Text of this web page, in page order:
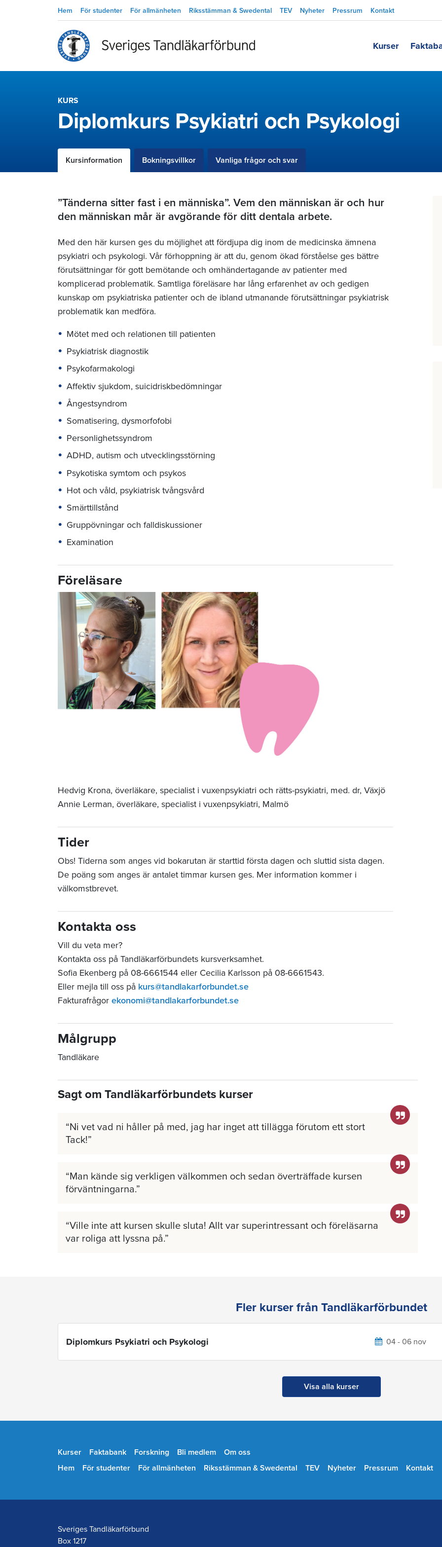
Hem För studenter För allmänheten Riksstämman & Swedental TEV Nyheter Pressrum Kontakt
Kurser
KURS
Diplomkurs Psykiatri och Psykologi
Kursinformation Bokningsvillkor Vanliga frågor och svar
”Tänderna sitter fast i en människa”. Vem den människan är och hur
den människan mår är avgörande för ditt dentala arbete.
Med den här kursen ges du möjlighet att fördjupa dig inom de medicinska ämnena
psykiatri och psykologi. Vår förhoppning är att du, genom ökad förståelse ges bättre
förutsättningar för gott bemötande och omhändertagande av patienter med
komplicerad problematik. Samtliga föreläsare har lång erfarenhet av och gedigen
kunskap om psykiatriska patienter och de ibland utmanande förutsättningar psykiatrisk
problematik kan medföra.
Mötet med och relationen till patienten
Psykiatrisk diagnostik
Psykofarmakologi
Affektiv sjukdom, suicidriskbedömningar
Ångestsyndrom
Somatisering, dysmorfofobi
Personlighetssyndrom
ADHD, autism och utvecklingsstörning
Psykotiska symtom och psykos
Hot och våld, psykiatrisk tvångsvård
Smärttillstånd
Gruppövningar och falldiskussioner
Examination
Föreläsare
Hedvig Krona, överläkare, specialist i vuxenpsykiatri och rätts-psykiatri, med. dr, Växjö
Annie Lerman, överläkare, specialist i vuxenpsykiatri, Malmö
Tider
Obs! Tiderna som anges vid bokarutan är starttid första dagen och sluttid sista dagen.
De poäng som anges är antalet timmar kursen ges. Mer information kommer i
välkomstbrevet.
Kontakta oss
Vill du veta mer?
Kontakta oss på Tandläkarförbundets kursverksamhet.
Sofia Ekenberg på 08-6661544 eller Cecilia Karlsson på 08-6661543.
Eller mejla till oss på kurs@tandlakarforbundet.se
Fakturafrågor ekonomi@tandlakarforbundet.se
Målgrupp
Tandläkare
Sagt om Tandläkarförbundets kurser
Ni vet vad ni håller på med, jag har inget att tillägga förutom ett stort
Tack!
Man kände sig verkligen välkommen och sedan överträffade kursen
förväntningarna.
Ville inte att kursen skulle sluta! Allt var superintressant och föreläsarna
var roliga att lyssna på.
Fler kurser från Tandläkarförbundet
Diplomkurs Psykiatri och Psykologi 04 - 06 nov
Visa alla kurser
Kurser Faktabank Forskning Bli medlem
Om oss
Hem
För studenter För allmänheten Riksstämman & Swedental TEV Nyheter Pressrum Kontakt
Sveriges Tandläkarförbund
Box 1217